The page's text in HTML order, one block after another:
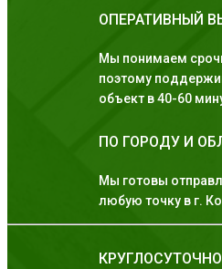
ОПЕРАТИВНЫЙ
Мы понимаем
поэтому
объект в 40-60
ПО ГОРОДУ И
Мы готовы
любую точку в г.
КРУГЛОСУТОЧНО